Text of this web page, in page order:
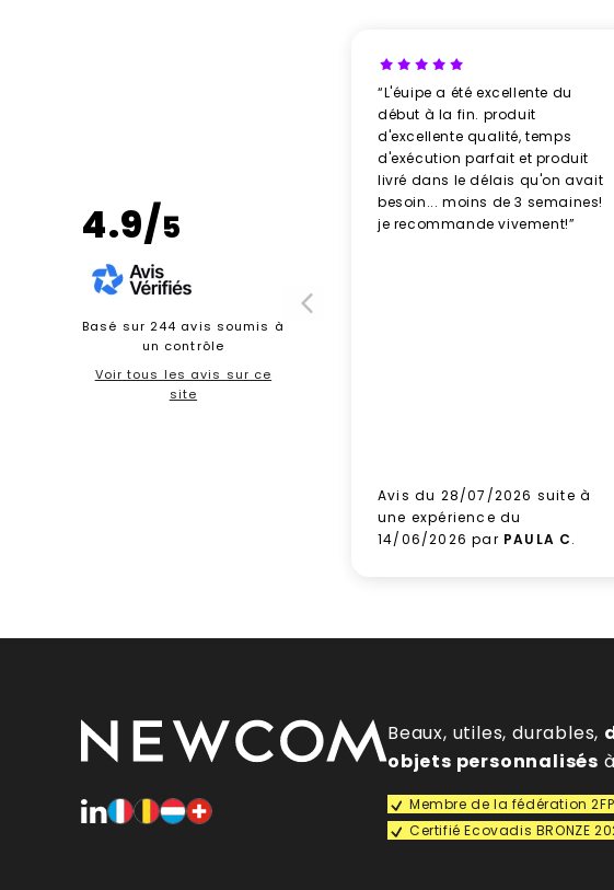
4.9/5
Basé sur 244 avis soumis à
un contrôle
Voir tous les avis sur ce
site
“L'éuipe a été excellente du
début à la fin. produit
d'excellente qualité, temps
d'exécution parfait et produit
livré dans le délais qu'on avait
besoin... moins de 3 semaines!
je recommande vivement!”
Avis du 28/07/2026 suite à
une expérience du
14/06/2026 par PAULA C.
Beaux, utiles, durables,
objets personnalisés
Membre de la fédération
Certifié Ecovadis BRONZE